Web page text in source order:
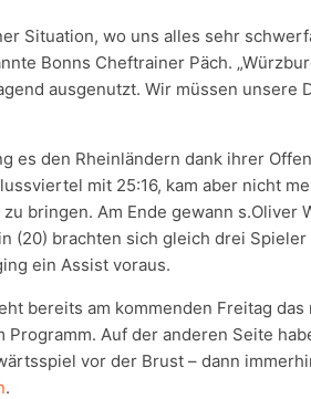
Situation, wo uns alles sehr
Bonns Cheftrainer Päch.
ausgenutzt. Wir müssen unsere
es den Rheinländern dank ihrer
mit 25:16, kam aber nicht
bringen. Am Ende gewann s.Oliver
(20) brachten sich gleich drei
ein Assist voraus.
bereits am kommenden Freitag
Programm. Auf der anderen Seite
vor der Brust – dann
.